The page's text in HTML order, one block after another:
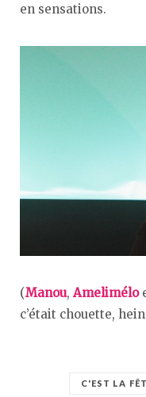
en sensations.
(Manou, Amelimélo
c’était chouette, hein
C'EST LA